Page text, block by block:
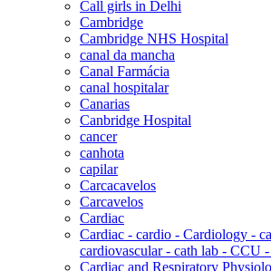
Call girls in Delhi
Cambridge
Cambridge NHS Hospital
canal da mancha
Canal Farmácia
canal hospitalar
Canarias
Canbridge Hospital
cancer
canhota
capilar
Carcacavelos
Carcavelos
Cardiac
Cardiac - cardio - Cardiology -
cardiovascular - cath lab - CCU
Cardiac and Respiratory